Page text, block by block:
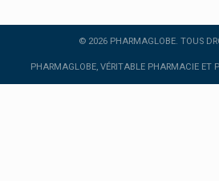
Twitter
© 2026 PHARMAGLOBE. TOUS
PHARMAGLOBE, VÉRITABLE PHARMACIE ET